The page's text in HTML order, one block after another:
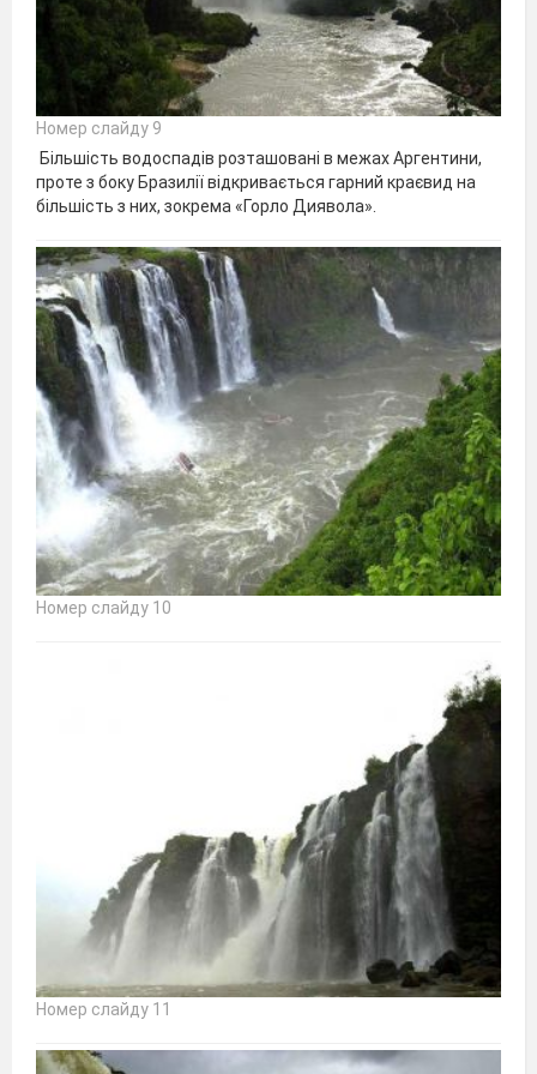
Номер слайду 9
Більшість водоспадів розташовані в межах Аргентини,
проте з боку Бразилії відкривається гарний краєвид на
більшість з них, зокрема «Горло Диявола».
Номер слайду 10
Номер слайду 11